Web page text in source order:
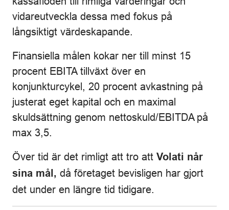
vidareutveckla dessa med fokus på
långsiktigt värdeskapande.
Finansiella målen kokar ner till minst 15
procent EBITA tillväxt över en
konjunkturcykel, 20 procent avkastning på
justerat eget kapital och en maximal
skuldsättning genom nettoskuld/EBITDA på
max 3,5.
Över tid är det rimligt att tro att Volati når
sina mål, då företaget bevisligen har gjort
det under en längre tid tidigare.